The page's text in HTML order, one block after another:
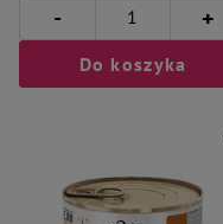
- +
Do koszyka